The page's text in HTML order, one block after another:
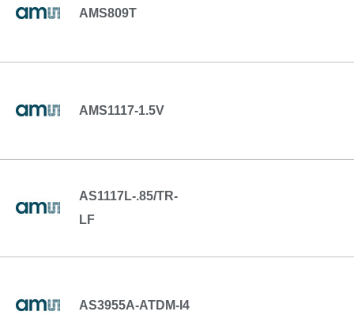
AMS809T
AMS1117-1.5V
AS1117L-.85/TR-
LF
AS3955A-ATDM-I4